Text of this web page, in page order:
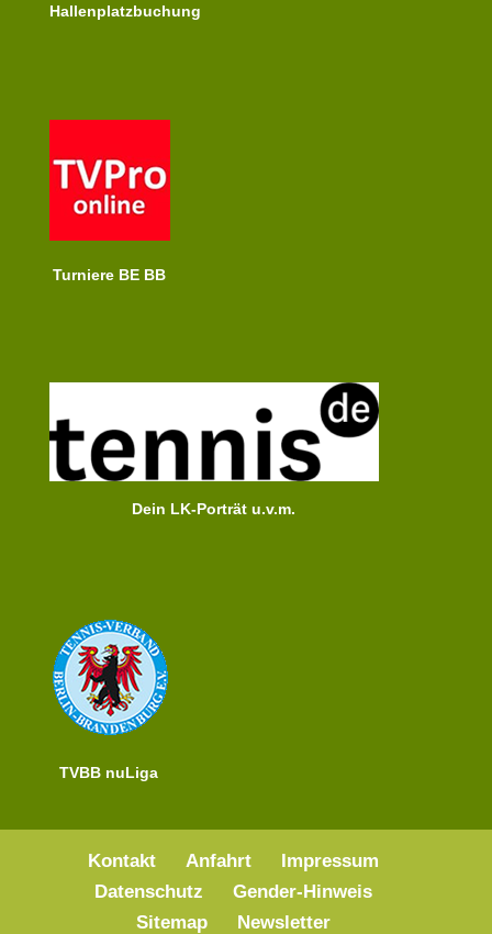
Hallenplatzbuchung
Turniere BE BB
Dein LK-Porträt u.v.m.
TVBB nuLiga
Kontakt Anfahrt
Impressum
Datenschutz
Gender-Hinweis
Sitemap
Newsletter